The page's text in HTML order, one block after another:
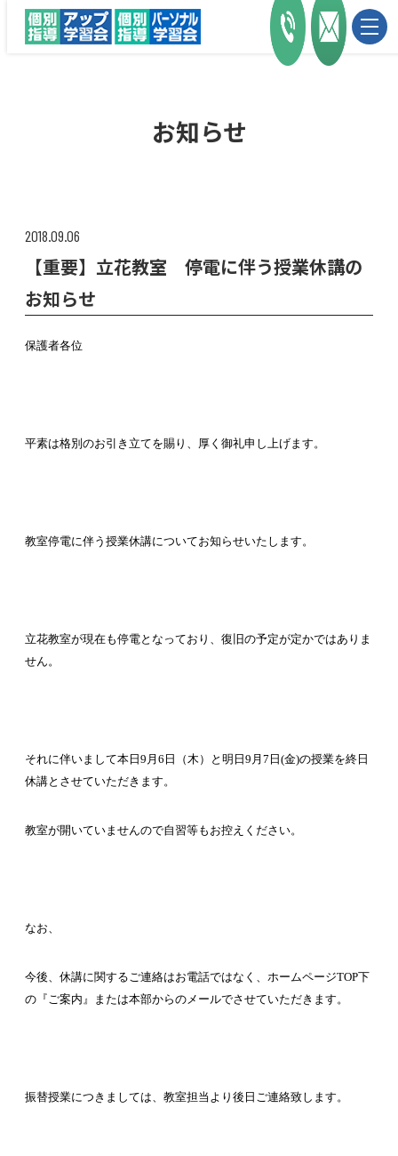
お知らせ
2018.09.06
【重要】立花教室 停電に伴う授業休講の
お知らせ
保護者各位
平素は格別のお引き立てを賜り、厚く御礼申し上げます。
教室停電に伴う授業休講についてお知らせいたします。
立花教室が現在も停電となっており、復旧の予定が定かではありま
せん。
それに伴いまして本日 9 月 6 日（木）と明日 9 月 7 日 (金)の授業を終日
休講とさせていただきます。
教室が開いていませんので自習等もお控えください。
なお、
今後、休講に関するご連絡はお電話ではなく、ホームページTOP下
の『ご案内』または本部からのメールでさせていただきます。
振替授業につきましては、教室担当より後日ご連絡致します。